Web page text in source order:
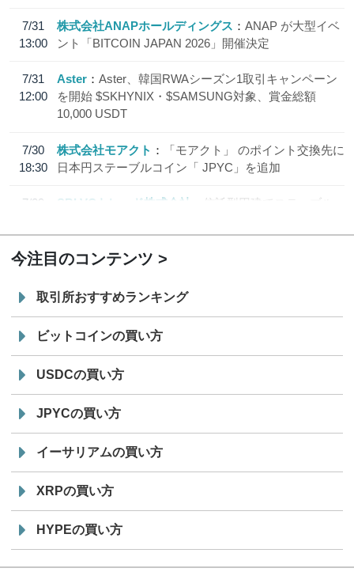
7/31
13:00
株式会社ANAPホールディングス
ANAP が大型イベ
ント「BITCOIN JAPAN 2026」開催決定
7/31
12:00
Aster
Aster、韓国RWAシーズン1取引キャンペーン
を開始 $SKHYNIX・$SAMSUNG対象、賞金総額
10,000 USDT
7/30
18:30
株式会社モアクト
「モアクト」 のポイント交換先に
日本円ステーブルコイン「 JPYC」を追加
7/29
SBI VCトレード株式会社
信託型円建てステーブル
今注目のコンテンツ
取引所おすすめランキング
ビットコインの買い方
USDCの買い方
JPYCの買い方
イーサリアムの買い方
XRPの買い方
HYPEの買い方